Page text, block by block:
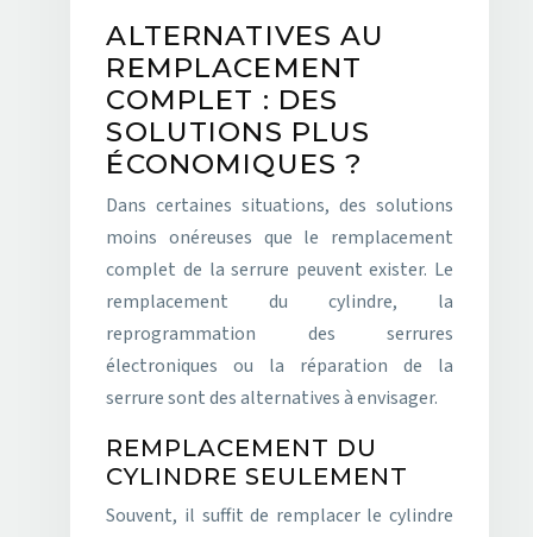
ALTERNATIVES AU
REMPLACEMENT
COMPLET : DES
SOLUTIONS PLUS
ÉCONOMIQUES ?
Dans certaines situations, des solutions
moins onéreuses que le remplacement
complet de la serrure peuvent exister. Le
remplacement du cylindre, la
reprogrammation des serrures
électroniques ou la réparation de la
serrure sont des alternatives à envisager.
REMPLACEMENT DU
CYLINDRE SEULEMENT
Souvent, il suffit de remplacer le cylindre